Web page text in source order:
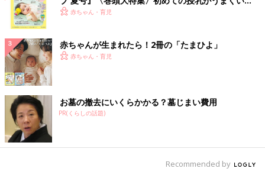
く！ おっぱい・ミルクの基本と夏のトラブル 解決テ
赤ちゃん・育児
赤ちゃんが生まれたら！2冊の「たまひよ」
赤ちゃん・育児
お墓の撤去にいくらかかる？墓じまい費用
PR(くらしの話題)
Recommended by